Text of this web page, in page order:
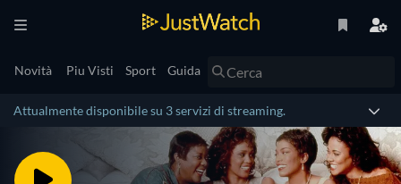
Novità Piu Visti Sport Guida
Attualmente disponibile su 3 servizi di streaming.